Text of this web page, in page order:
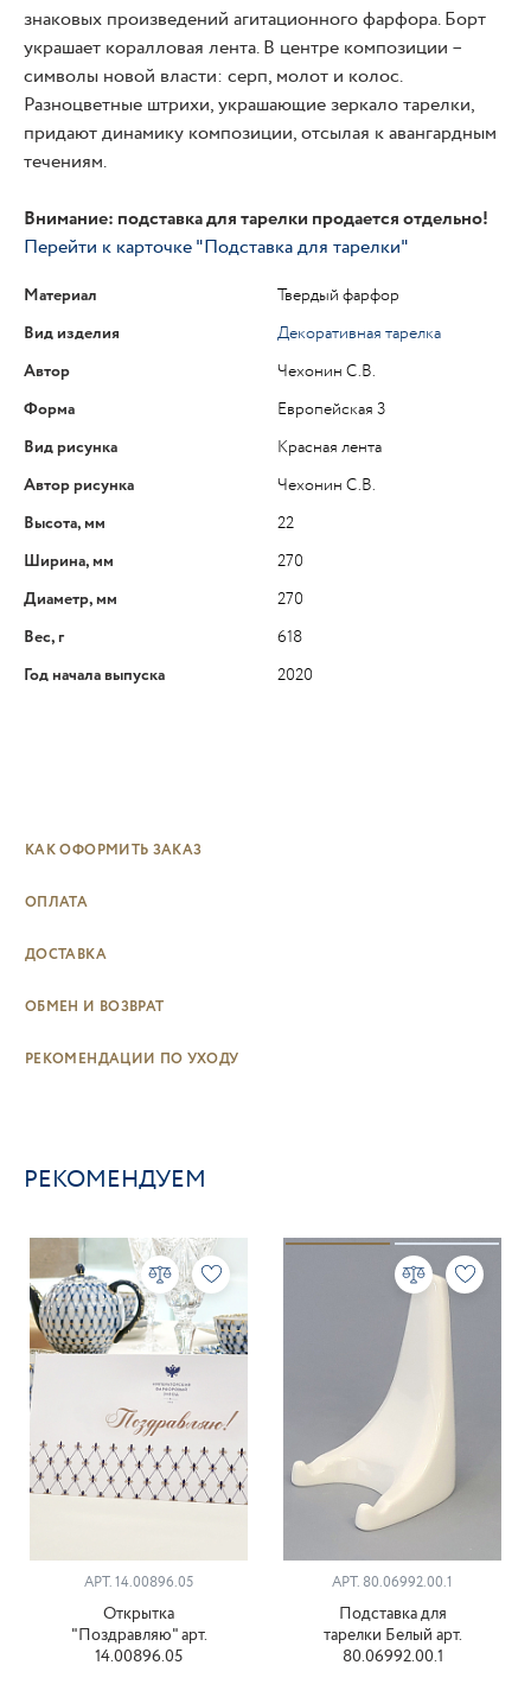
знаковых произведений агитационного фарфора. Борт
украшает коралловая лента. В центре композиции –
символы новой власти: серп, молот и колос.
Разноцветные штрихи, украшающие зеркало тарелки,
придают динамику композиции, отсылая к авангардным
течениям.
Внимание: подставка для тарелки продается отдельно!
Перейти к карточке "Подставка для тарелки"
Материал
Твердый фарфор
Вид изделия
Декоративная тарелка
Автор
Чехонин С.В.
Форма
Европейская 3
Вид рисунка
Красная лента
Автор рисунка
Чехонин С.В.
Высота, мм
22
Ширина, мм
270
Диаметр, мм
270
Вес, г
618
Год начала выпуска
2020
КАК ОФОРМИТЬ ЗАКАЗ
ОПЛАТА
ДОСТАВКА
ОБМЕН И ВОЗВРАТ
РЕКОМЕНДАЦИИ ПО УХОДУ
РЕКОМЕНДУЕМ
АРТ. 14.00896.05
Открытка
"Поздравляю" арт.
14.00896.05
АРТ. 80.06992.00.1
Подставка для
тарелки Белый арт.
80.06992.00.1